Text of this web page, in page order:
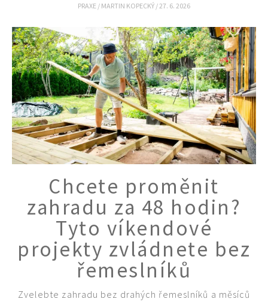
PRAXE / MARTIN KOPECKÝ / 27. 6. 2026
Chcete proměnit
zahradu za 48 hodin?
Tyto víkendové
projekty zvládnete bez
řemeslníků
Zvelebte zahradu bez drahých řemeslníků a měsíců